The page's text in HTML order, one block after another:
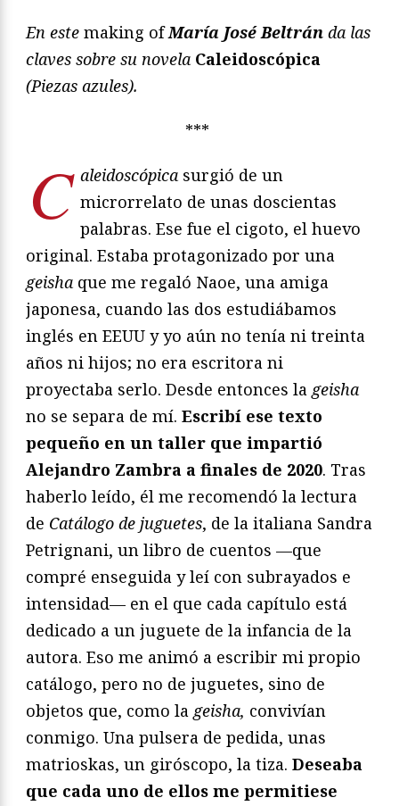
En este making ofMaría José Beltrán da las
claves sobre su novela Caleidoscópica
(Piezas azules).
***
C aleidoscópica surgió de un
microrrelato de unas doscientas
palabras. Ese fue el cigoto, el huevo
original. Estaba protagonizado por una
geisha que me regaló Naoe, una amiga
japonesa, cuando las dos estudiábamos
inglés en EEUU y yo aún no tenía ni treinta
años ni hijos; no era escritora ni
proyectaba serlo. Desde entonces la geisha
no se separa de mí. Escribí ese texto
pequeño en un taller que impartió
Alejandro Zambra a finales de 2020. Tras
haberlo leído, él me recomendó la lectura
de Catálogo de juguetes, de la italiana Sandra
Petrignani, un libro de cuentos —que
compré enseguida y leí con subrayados e
intensidad— en el que cada capítulo está
dedicado a un juguete de la infancia de la
autora. Eso me animó a escribir mi propio
catálogo, pero no de juguetes, sino de
objetos que, como la geisha, convivían
conmigo. Una pulsera de pedida, unas
matrioskas, un giróscopo, la tiza. Deseaba
que cada uno de ellos me permitiese